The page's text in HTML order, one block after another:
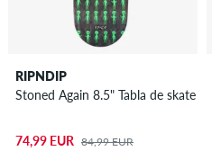
RIPNDIP
Stoned Again 8.5" Tabla de skate
74,99 EUR 84,99 EUR